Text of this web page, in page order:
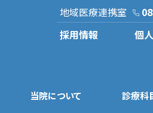
当院について 診療科
地域医療連携室
採用情報
個